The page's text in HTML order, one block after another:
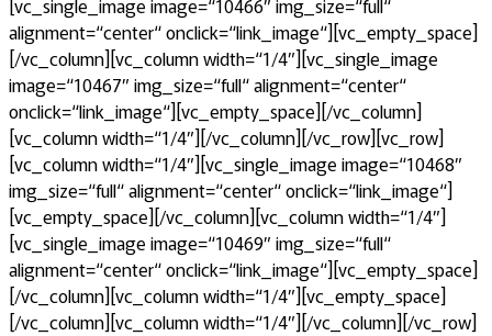
[vc_single_image image=“10466″ img_size=“full“
alignment=“center“ onclick=“link_image“][vc_empty_space]
[/vc_column][vc_column width=“1/4″][vc_single_image
image=“10467″ img_size=“full“ alignment=“center“
onclick=“link_image“][vc_empty_space][/vc_column]
[vc_column width=“1/4″][/vc_column][/vc_row][vc_row]
[vc_column width=“1/4″][vc_single_image image=“10468″
img_size=“full“ alignment=“center“ onclick=“link_image“]
[vc_empty_space][/vc_column][vc_column width=“1/4″]
[vc_single_image image=“10469″ img_size=“full“
alignment=“center“ onclick=“link_image“][vc_empty_space]
[/vc_column][vc_column width=“1/4″][vc_empty_space]
[/vc_column][vc_column width=“1/4″][/vc_column][/vc_row]